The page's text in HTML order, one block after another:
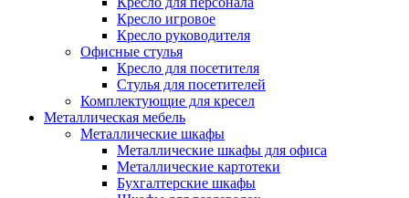
Кресло игровое
Кресло руководителя
Офисные стулья
Кресло для посетителя
Стулья для посетителей
Комплектующие для кресел
Металлическая мебель
Металлические шкафы
Металлические шкафы для офиса
Металлические картотеки
Бухгалтерские шкафы